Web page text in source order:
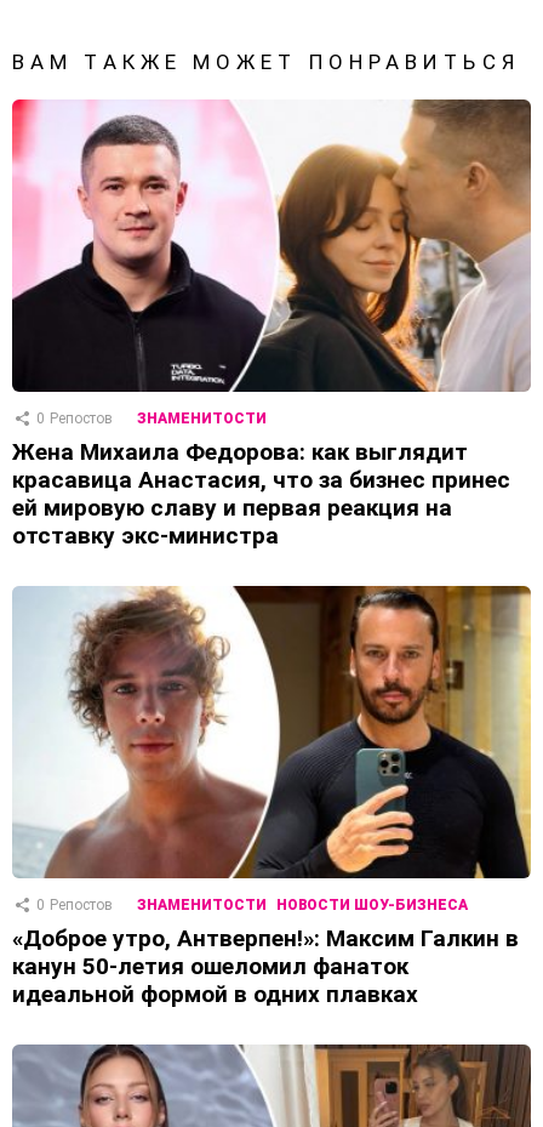
ВАМ ТАКЖЕ МОЖЕТ ПОНРАВИТЬСЯ
0 Репостов ЗНАМЕНИТОСТИ
Жена Михаила Федорова: как выглядит
красавица Анастасия, что за бизнес принес
ей мировую славу и первая реакция на
отставку экс-министра
0 Репостов ЗНАМЕНИТОСТИ НОВОСТИ ШОУ-БИЗНЕСА
«Доброе утро, Антверпен!»: Максим Галкин в
канун 50-летия ошеломил фанаток
идеальной формой в одних плавках